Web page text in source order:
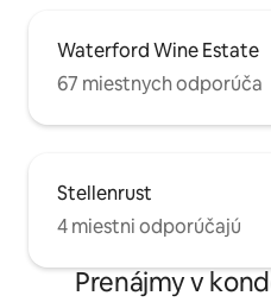
Waterford Wine Estate
67 miestnych odporúča
Stellenrust
4 miestni odporúčajú
Prenájmy v